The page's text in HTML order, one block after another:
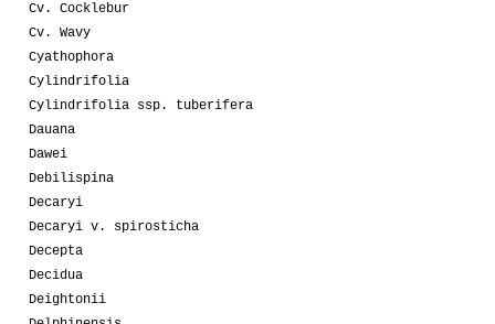
Cv. Cocklebur
Cv. Wavy
Cyathophora
Cylindrifolia
Cylindrifolia ssp. tuberifera
Dauana
Dawei
Debilispina
Decaryi
Decaryi v. spirosticha
Decepta
Decidua
Deightonii